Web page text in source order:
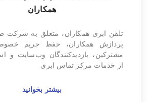
همکاران
تلفن ابری همکاران، متعلق به شرکت
پردازش همکاران، حفظ حریم
مشترکین، بازدیدکنندگان وب‌سایت و
از خدمات مرکز تماس ابری
بیشتر بخوانید